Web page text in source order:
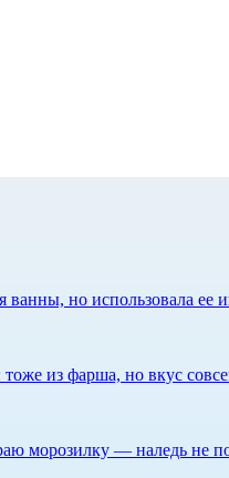
но использовала ее
из фарша, но вкус
морозилку — наледь не